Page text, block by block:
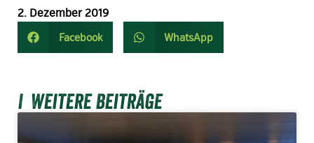
2. Dezember 2019
Facebook WhatsApp
Weitere Beiträge